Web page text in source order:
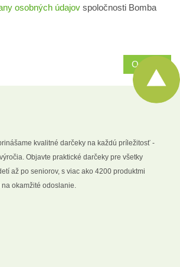
osobných údajov spoločnosti Bomba
Odoslať
kvalitné darčeky na každú príležitosť -
Objavte praktické darčeky pre všetky
až po seniorov, s viac ako 4200 produktmi
okamžité odoslanie.